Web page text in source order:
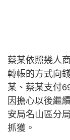
蔡某依照幾人
轉帳的方式向
某、蔡某支付
因擔心以後繼
安局名山區分
抓獲。